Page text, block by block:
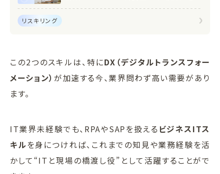
めるロードマップ
リスキリング
この2つのスキルは、特にDX（デジタルトランスフォー
メーション） が加速する今、業界問わず高い需要があり
ます。
IT業界未経験でも、RPAやSAPを扱える ビジネスITス
キル を身につければ、これまでの知見や業務経験を活
かして“ITと現場の橋渡し役”として活躍することがで